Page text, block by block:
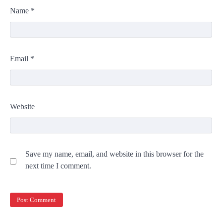
Name *
Email *
Website
Save my name, email, and website in this browser for the
next time I comment.